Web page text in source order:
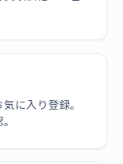
に入り登録。